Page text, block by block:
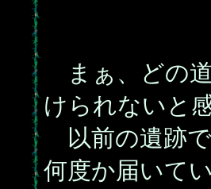
まぁ、どの
けられないと
以前の遺跡
何度か届いてい